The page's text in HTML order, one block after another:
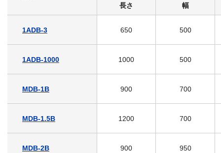
長さ 幅
1ADB-3 650 500
1ADB-1000 1000 500
MDB-1B 900 700
MDB-1.5B 1200 700
MDB-2B 900 950